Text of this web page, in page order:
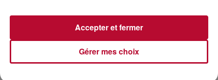
Gérer mes choix
Accepter et fermer